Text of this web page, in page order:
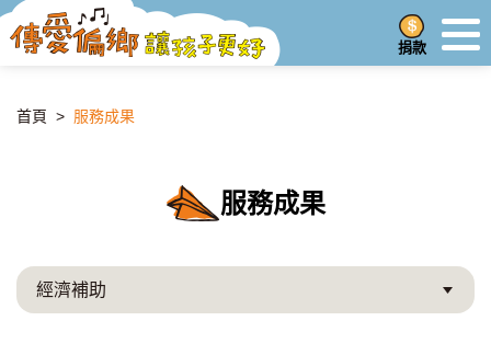
捐款
首頁 > 服務成果
服務成果
經濟補助